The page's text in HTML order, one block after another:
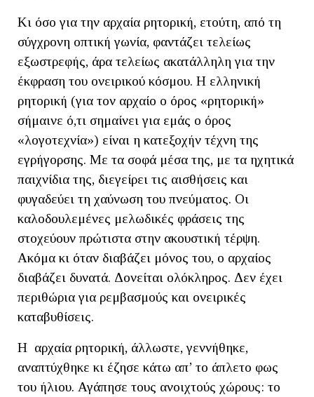
Κι όσο για την αρχαία ρητορική, ετούτη, από τη
σύγχρονη οπτική γωνία, φαντάζει τελείως
εξωστρεφής, άρα τελείως ακατάλληλη για την
έκφραση του ονειρικού κόσμου. Η ελληνική
ρητορική (για τον αρχαίο ο όρος «ρητορική»
σήμαινε ό,τι σημαίνει για εμάς ο όρος
«λογοτεχνία») είναι η κατεξοχήν τέχνη της
εγρήγορσης. Με τα σοφά μέσα της, με τα ηχητικά
παιχνίδια της, διεγείρει τις αισθήσεις και
φυγαδεύει τη χαύνωση του πνεύματος. Οι
καλοδουλεμένες μελωδικές φράσεις της
στοχεύουν πρώτιστα στην ακουστική τέρψη.
Ακόμα κι όταν διαβάζει μόνος του, ο αρχαίος
διαβάζει δυνατά. Δονείται ολόκληρος. Δεν έχει
περιθώρια για ρεμβασμούς και ονειρικές
καταβυθίσεις.
Η αρχαία ρητορική, άλλωστε, γεννήθηκε,
αναπτύχθηκε κι έζησε κάτω απ’ το άπλετο φως
του ήλιου. Αγάπησε τους ανοιχτούς χώρους: το